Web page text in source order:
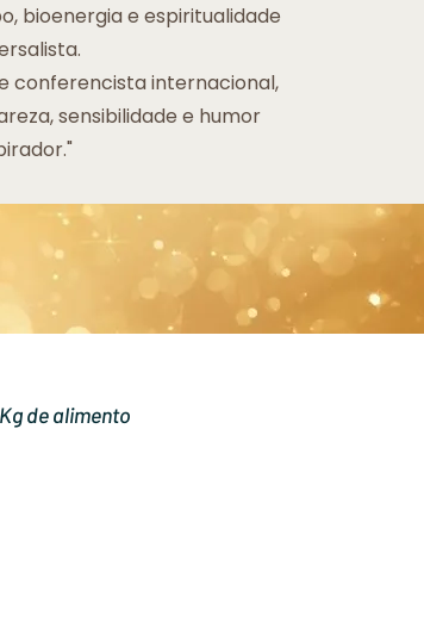
bioenergia e espiritualidade
conferencista internacional,
sensibilidade e humor
de alimento